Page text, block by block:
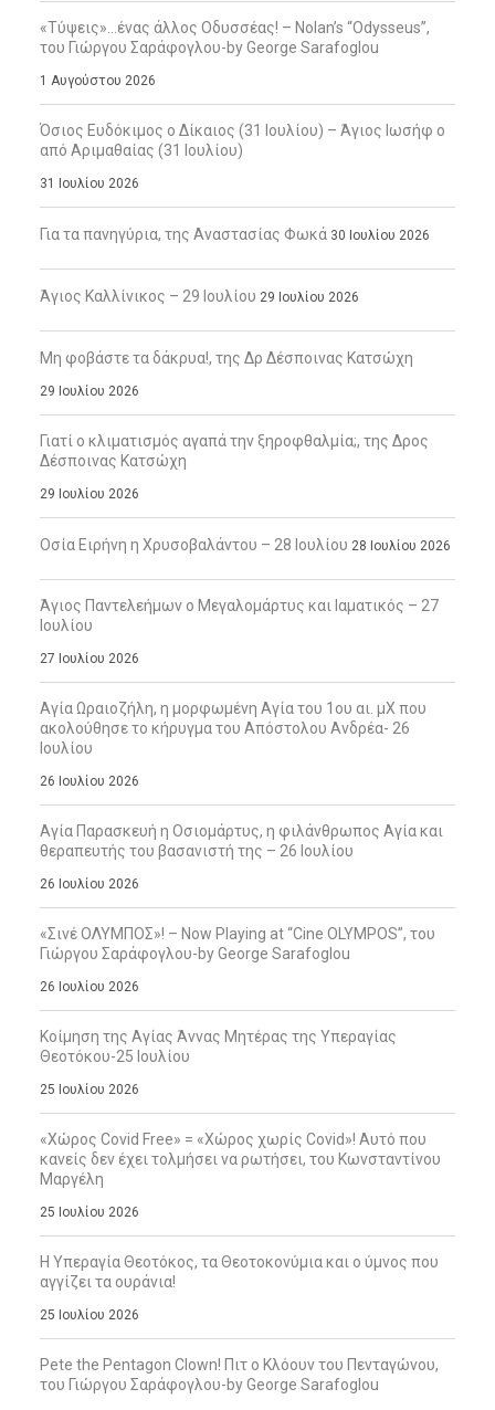
«Τύψεις»…ένας άλλος Οδυσσέας! – Nolan’s “Odysseus”,
του Γιώργου Σαράφογλου-by George Sarafoglou
1 Αυγούστου 2026
Όσιος Ευδόκιμος ο Δίκαιος (31 Ιουλίου) – Άγιος Ιωσήφ ο
από Αριμαθαίας (31 Ιουλίου)
31 Ιουλίου 2026
Για τα πανηγύρια, της Αναστασίας Φωκά 30 Ιουλίου 2026
Άγιος Καλλίνικος – 29 Ιουλίου 29 Ιουλίου 2026
Μη φοβάστε τα δάκρυα!, της Δρ Δέσποινας Κατσώχη
29 Ιουλίου 2026
Γιατί ο κλιματισμός αγαπά την ξηροφθαλμία;, της Δρος
Δέσποινας Κατσώχη
29 Ιουλίου 2026
Οσία Ειρήνη η Χρυσοβαλάντου – 28 Ιουλίου 28 Ιουλίου 2026
Άγιος Παντελεήμων ο Μεγαλομάρτυς και Ιαματικός – 27
Ιουλίου
27 Ιουλίου 2026
Αγία Ωραιοζήλη, η μορφωμένη Αγία του 1ου αι. μΧ που
ακολούθησε το κήρυγμα του Απόστολου Ανδρέα- 26
Ιουλίου
26 Ιουλίου 2026
Αγία Παρασκευή η Οσιομάρτυς, η φιλάνθρωπος Αγία και
θεραπευτής του βασανιστή της – 26 Ιουλίου
26 Ιουλίου 2026
«Σινέ ΟΛΥΜΠΟΣ»! – Now Playing at “Cine OLYMPOS”, του
Γιώργου Σαράφογλου-by George Sarafoglou
26 Ιουλίου 2026
Κοίμηση της Αγίας Άννας Μητέρας της Υπεραγίας
Θεοτόκου-25 Ιουλίου
25 Ιουλίου 2026
«Χώρος Covid Free» = «Χώρος χωρίς Covid»! Αυτό που
κανείς δεν έχει τολμήσει να ρωτήσει, του Κωνσταντίνου
Μαργέλη
25 Ιουλίου 2026
Η Υπεραγία Θεοτόκος, τα Θεοτοκονύμια και ο ύμνος που
αγγίζει τα ουράνια!
25 Ιουλίου 2026
Pete the Pentagon Clown! Πιτ ο Κλόουν του Πενταγώνου,
του Γιώργου Σαράφογλου-by George Sarafoglou